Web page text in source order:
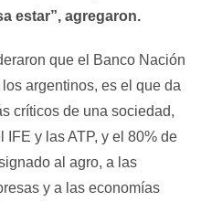
estar”, agregaron.
que el Banco Nación
argentinos, es el que da
críticos de una sociedad,
y las ATP, y el 80% de
al agro, a las
y a las economías